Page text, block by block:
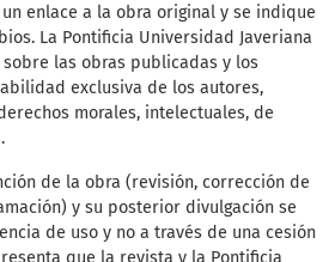
enlace a la obra original y se indique
La Pontificia Universidad Javeriana
las obras publicadas y los
exclusiva de los autores,
morales, intelectuales, de
de la obra (revisión, corrección de
y su posterior divulgación se
de uso y no a través de una cesión